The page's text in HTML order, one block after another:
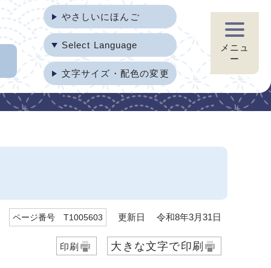
やさしいにほんご
Select Language
文字サイズ・配色の変更
メニュ
ー
ページ番号 T1005603 更新日 令和8年3月31日
印刷 大きな文字で印刷